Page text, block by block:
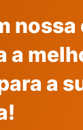
nossa
a
a